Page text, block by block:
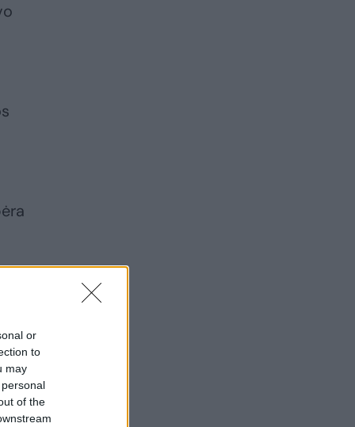
or
to
may
of the